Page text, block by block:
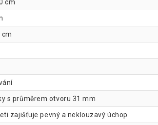
cm
s průměrem otvoru 31 mm
zajišťuje pevný a neklouzavý úchop